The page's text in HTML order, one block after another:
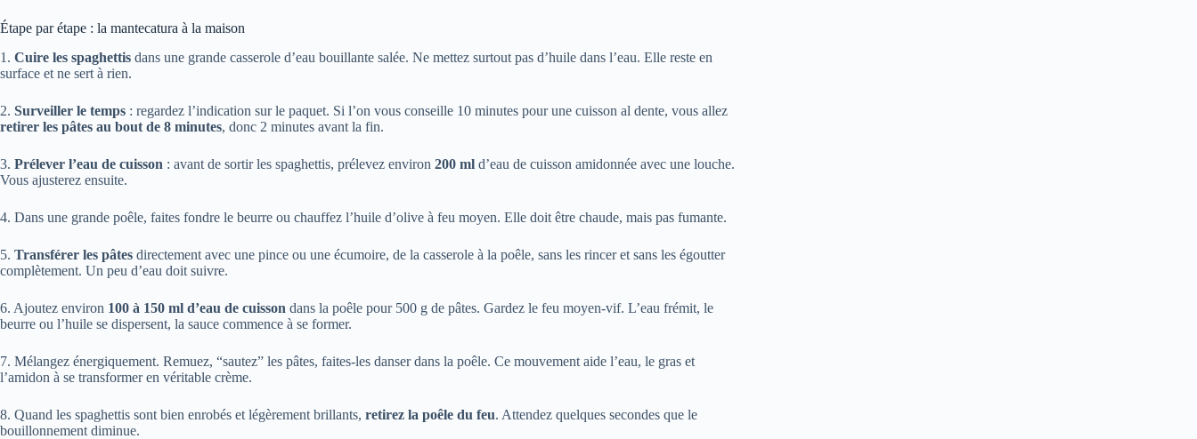
Étape par étape : la mantecatura à la maison
1. Cuire les spaghettis dans une grande casserole d’eau bouillante salée. Ne mettez surtout pas d’huile dans l’eau. Elle reste en
surface et ne sert à rien.
2. Surveiller le temps : regardez l’indication sur le paquet. Si l’on vous conseille 10 minutes pour une cuisson al dente, vous allez
retirer les pâtes au bout de 8 minutes, donc 2 minutes avant la fin.
3. Prélever l’eau de cuisson : avant de sortir les spaghettis, prélevez environ 200 ml d’eau de cuisson amidonnée avec une louche.
Vous ajusterez ensuite.
4. Dans une grande poêle, faites fondre le beurre ou chauffez l’huile d’olive à feu moyen. Elle doit être chaude, mais pas fumante.
5. Transférer les pâtes directement avec une pince ou une écumoire, de la casserole à la poêle, sans les rincer et sans les égoutter
complètement. Un peu d’eau doit suivre.
6. Ajoutez environ 100 à 150 ml d’eau de cuisson dans la poêle pour 500 g de pâtes. Gardez le feu moyen-vif. L’eau frémit, le
beurre ou l’huile se dispersent, la sauce commence à se former.
7. Mélangez énergiquement. Remuez, “sautez” les pâtes, faites-les danser dans la poêle. Ce mouvement aide l’eau, le gras et
l’amidon à se transformer en véritable crème.
8. Quand les spaghettis sont bien enrobés et légèrement brillants, retirez la poêle du feu. Attendez quelques secondes que le
bouillonnement diminue.